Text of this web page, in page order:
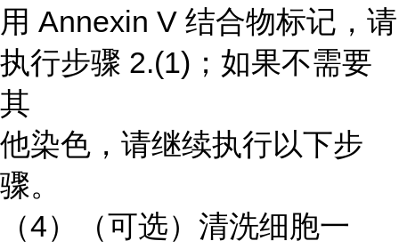
用 Annexin V 结合物标记，请
执行步骤 2.(1)；如果不需要
其
他染色，请继续执行以下步
骤。
（4）（可选）清洗细胞一